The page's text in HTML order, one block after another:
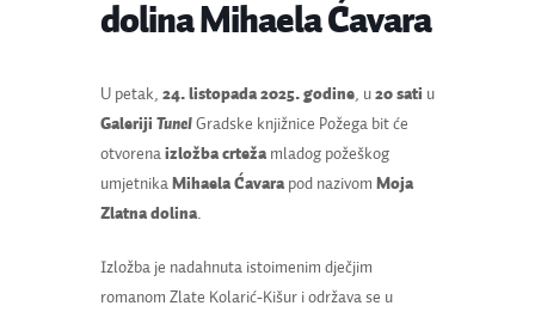
dolina Mihaela Ćavara
U petak, 24. listopada 2025. godine, u 20 sati u
Galeriji TunelGradske knjižnice Požega bit će
otvorena izložba crtežamladog požeškog
umjetnika Mihaela Ćavarapod nazivom Moja
Zlatna dolina.
Izložba je nadahnuta istoimenim dječjim
romanom Zlate Kolarić-Kišur i održava se u